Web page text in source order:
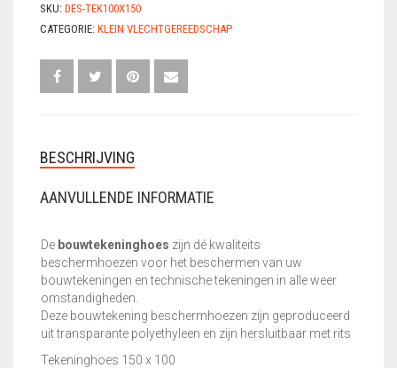
SKU: DES-TEK100X150
CATEGORIE: KLEIN VLECHTGEREEDSCHAP
BESCHRIJVING
AANVULLENDE INFORMATIE
De bouwtekeninghoes zijn dé kwaliteits
beschermhoezen voor het beschermen van uw
bouwtekeningen en technische tekeningen in alle weer
omstandigheden.
Deze bouwtekening beschermhoezen zijn geproduceerd
uit transparante polyethyleen en zijn hersluitbaar met rits
Tekeninghoes 150 x 100